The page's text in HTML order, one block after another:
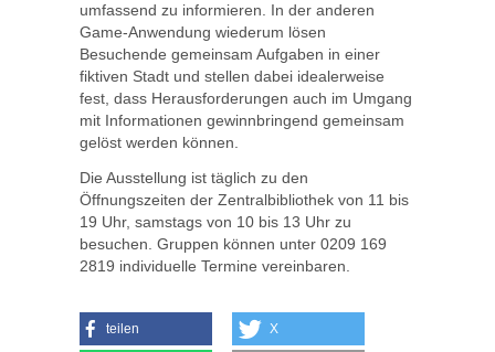
umfassend zu informieren. In der anderen
Game-Anwendung wiederum lösen
Besuchende gemeinsam Aufgaben in einer
fiktiven Stadt und stellen dabei idealerweise
fest, dass Herausforderungen auch im Umgang
mit Informationen gewinnbringend gemeinsam
gelöst werden können.
Die Ausstellung ist täglich zu den
Öffnungszeiten der Zentralbibliothek von 11 bis
19 Uhr, samstags von 10 bis 13 Uhr zu
besuchen. Gruppen können unter 0209 169
2819 individuelle Termine vereinbaren.
teilen X